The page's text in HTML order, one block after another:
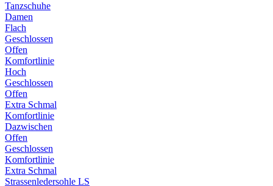
Tanzschuhe
Damen
Flach
Geschlossen
Offen
Komfortlinie
Hoch
Geschlossen
Offen
Extra Schmal
Komfortlinie
Dazwischen
Offen
Geschlossen
Komfortlinie
Extra Schmal
Strassenledersohle LS